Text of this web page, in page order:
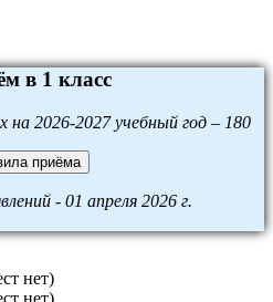
в 1 класс
на 2026-2027 учебный год – 180
приёма
- 01 апреля 2026 г.
нет)
нет)